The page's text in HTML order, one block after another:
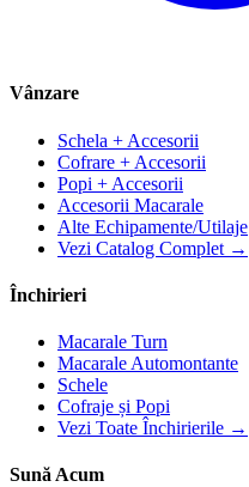
Vânzare
Schela + Accesorii
Cofrare + Accesorii
Popi + Accesorii
Accesorii Macarale
Alte Echipamente/Utilaje
Vezi Catalog Complet →
Închirieri
Macarale Turn
Macarale Automontante
Schele
Cofraje și Popi
Vezi Toate Închirierile →
Sună Acum